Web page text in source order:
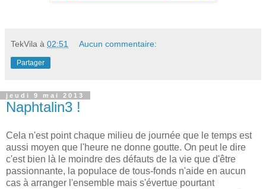
TekVila à 02:51 Aucun commentaire:
Partager
jeudi 9 mai 2013
Naphtalin3 !
Cela n'est point chaque milieu de journée que le temps est
aussi moyen que l'heure ne donne goutte. On peut le dire
c'est bien là le moindre des défauts de la vie que d'être
passionnante, la populace de tous-fonds n'aide en aucun
cas à arranger l'ensemble mais s'évertue pourtant